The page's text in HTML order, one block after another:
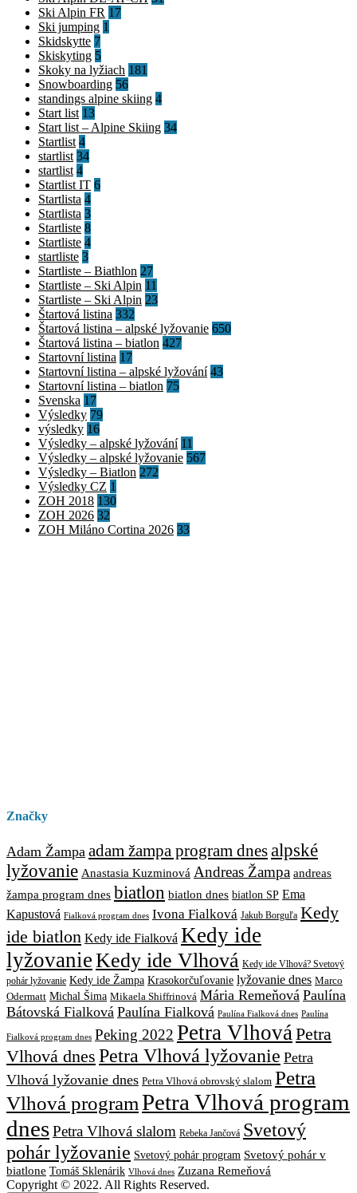
Ski Alpin FR 17
Ski jumping 1
Skidskytte 7
Skiskyting 5
Skoky na lyžiach 181
Snowboarding 56
standings alpine skiing 4
Start list 13
Start list – Alpine Skiing 34
Startlist 4
startlist 34
startlist 4
Startlist IT 6
Startlista 4
Startlista 3
Startliste 8
Startliste 4
startliste 3
Startliste – Biathlon 27
Startliste – Ski Alpin 11
Startliste – Ski Alpin 23
Štartová listina 332
Štartová listina – alpské lyžovanie 650
Štartová listina – biatlon 427
Startovní listina 17
Startovní listina – alpské lyžování 43
Startovní listina – biatlon 75
Svenska 17
Výsledky 79
výsledky 16
Výsledky – alpské lyžování 11
Výsledky – alpské lyžovanie 567
Výsledky – Biatlon 272
Výsledky CZ 1
ZOH 2018 130
ZOH 2026 32
ZOH Miláno Cortina 2026 33
Značky
Adam Žampa adam žampa program dnesalpské
lyžovanie Anastasia Kuzminová Andreas Žampa andreas
žampa program dnes biatlon biatlon dnes biatlon SP Ema
Kapustová Fialková program dnes Ivona Fialková Jakub Borguľa Kedy
ide biatlon Kedy ide Fialková Kedy ide
lyžovanieKedy ide Vlhová Kedy ide Vlhová? Svetový
pohár lyžovanie Kedy ide Žampa Krasokorčuľovanie lyžovanie dnes Marco
Odermatt Michal Šima Mikaela Shiffrinová Mária Remeňová Paulína
Bátovská Fialková Paulína Fialková Paulína Fialková dnes Paulína
Fialková program dnes Peking 2022 Petra VlhováPetra
Vlhová dnes Petra Vlhová lyžovanie Petra
Vlhová lyžovanie dnes Petra Vlhová obrovský slalom Petra
Vlhová programPetra Vlhová program
dnesPetra Vlhová slalom Rebeka Jančová Svetový
pohár lyžovanie Svetový pohár program Svetový pohár v
biatlone Tomáš Sklenárik Vlhová dnes Zuzana Remeňová
Copyright © 2022. All Rights Reserved.